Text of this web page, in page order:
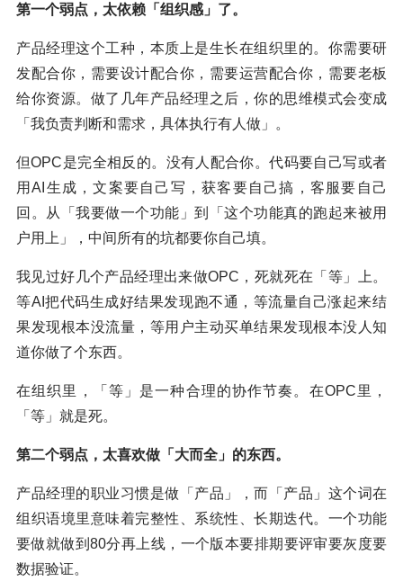
第一个弱点，太依赖「组织感」了。
产品经理这个工种，本质上是生长在组织里的。你需要研
发配合你，需要设计配合你，需要运营配合你，需要老板
给你资源。做了几年产品经理之后，你的思维模式会变成
「我负责判断和需求，具体执行有人做」。
但OPC是完全相反的。没有人配合你。代码要自己写或者
用AI生成，文案要自己写，获客要自己搞，客服要自己
回。从「我要做一个功能」到「这个功能真的跑起来被用
户用上」，中间所有的坑都要你自己填。
我见过好几个产品经理出来做OPC，死就死在「等」上。
等AI把代码生成好结果发现跑不通，等流量自己涨起来结
果发现根本没流量，等用户主动买单结果发现根本没人知
道你做了个东西。
在组织里，「等」是一种合理的协作节奏。在OPC里，
「等」就是死。
第二个弱点，太喜欢做「大而全」的东西。
产品经理的职业习惯是做「产品」，而「产品」这个词在
组织语境里意味着完整性、系统性、长期迭代。一个功能
要做就做到80分再上线，一个版本要排期要评审要灰度要
数据验证。